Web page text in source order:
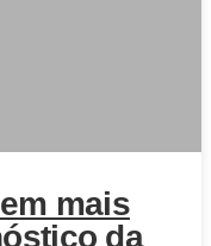
mais
da